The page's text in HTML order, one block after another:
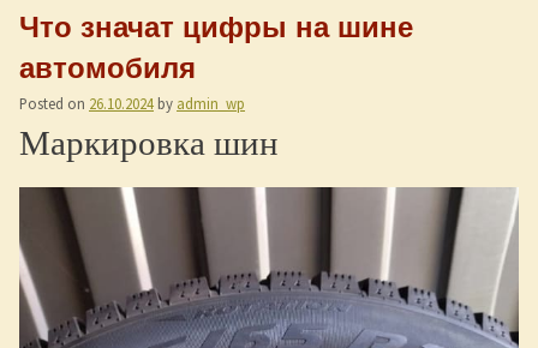
Что значат цифры на шине
автомобиля
Posted on 26.10.2024 by admin_wp
Маркировка шин